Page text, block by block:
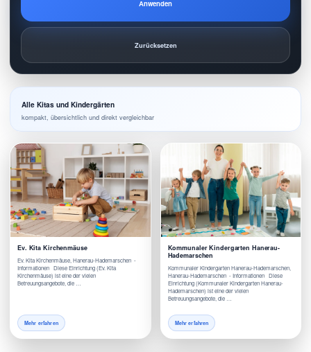
Anwenden
Zurücksetzen
Alle Kitas und Kindergärten
kompakt, übersichtlich und direkt vergleichbar
Ev. Kita Kirchenmäuse
Ev. Kita Kirchenmäuse, Hanerau-Hademarschen -
Informationen Diese Einrichtung (Ev. Kita
Kirchenmäuse) ist eine der vielen
Betreuungsangebote, die …
Mehr erfahren
Kommunaler Kindergarten Hanerau-
Hademarschen
Kommunaler Kindergarten Hanerau-Hademarschen,
Hanerau-Hademarschen - Informationen Diese
Einrichtung (Kommunaler Kindergarten Hanerau-
Hademarschen) ist eine der vielen
Betreuungsangebote, die …
Mehr erfahren